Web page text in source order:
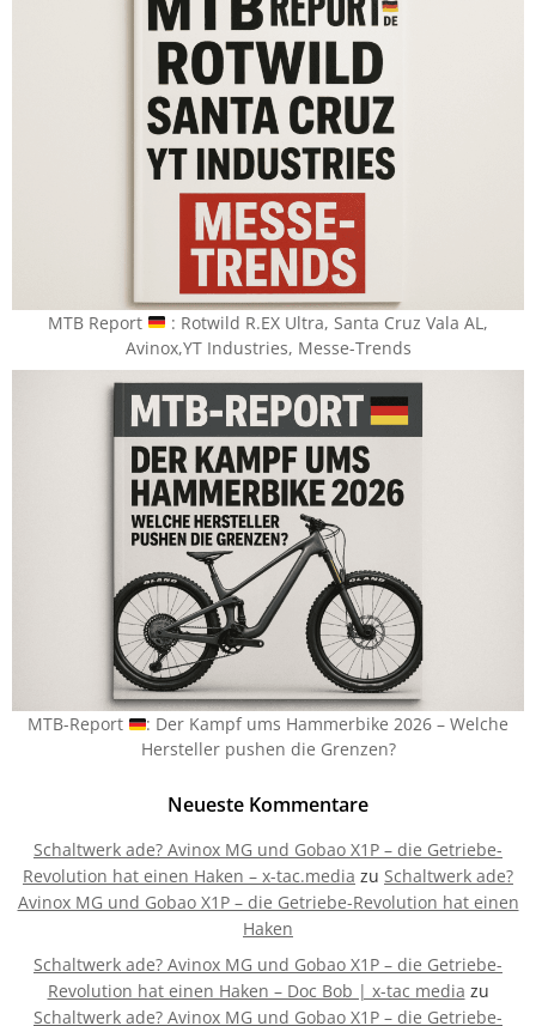
MTB Report
​ : Rotwild R.EX Ultra, Santa Cruz Vala AL,
Avinox,YT Industries, Messe-Trends
MTB-Report
: Der Kampf ums Hammerbike 2026 – Welche
Hersteller pushen die Grenzen?
Neueste Kommentare
Schaltwerk ade? Avinox MG und Gobao X1P – die Getriebe-
Revolution hat einen Haken – x-tac.media zu Schaltwerk ade?
Avinox MG und Gobao X1P – die Getriebe-Revolution hat einen
Haken
Schaltwerk ade? Avinox MG und Gobao X1P – die Getriebe-
Revolution hat einen Haken – Doc Bob | x-tac media zu
Schaltwerk ade? Avinox MG und Gobao X1P – die Getriebe-